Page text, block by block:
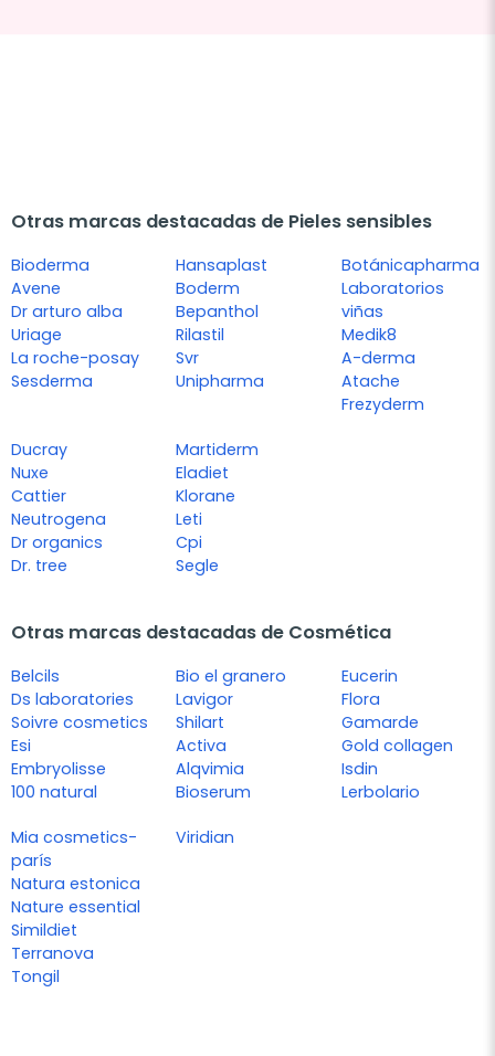
Otras marcas destacadas de Pieles sensibles
Bioderma
Avene
Dr arturo alba
Uriage
La roche-posay
Sesderma
Hansaplast
Boderm
Bepanthol
Rilastil
Svr
Unipharma
Botánicapharma
Laboratorios
viñas
Medik8
A-derma
Atache
Frezyderm
Ducray
Nuxe
Cattier
Neutrogena
Dr organics
Dr. tree
Martiderm
Eladiet
Klorane
Leti
Cpi
Segle
Otras marcas destacadas de Cosmética
Belcils
Ds laboratories
Soivre cosmetics
Esi
Embryolisse
100 natural
Bio el granero
Lavigor
Shilart
Activa
Alqvimia
Bioserum
Eucerin
Flora
Gamarde
Gold collagen
Isdin
Lerbolario
Mia cosmetics-
parís
Natura estonica
Nature essential
Simildiet
Terranova
Tongil
Viridian